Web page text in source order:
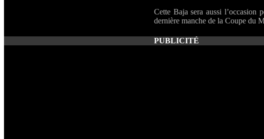
Cette Baja sera aussi l’occasion
dernière manche de la Coupe du
PUBLICITÉ